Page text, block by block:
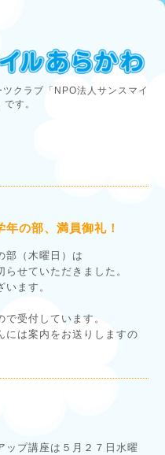
クラブ「NPO法人サンスマイ
す。
の部、満員御礼！
部（木曜日）は
せていただきました。
ます。
受付しています。
には案内をお送りしますの
ップ講座は５月２７日水曜